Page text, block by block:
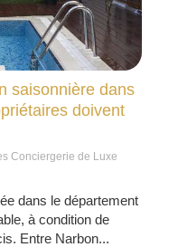
saisonnière dans
doivent
Conciergerie de Luxe
dans le département
à condition de
Entre Narbon...